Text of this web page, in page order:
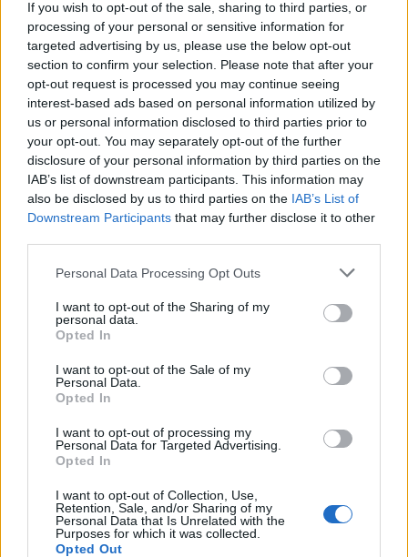
If you wish to opt-out of the sale, sharing to third parties, or
processing of your personal or sensitive information for
targeted advertising by us, please use the below opt-out
section to confirm your selection. Please note that after your
opt-out request is processed you may continue seeing
interest-based ads based on personal information utilized by
us or personal information disclosed to third parties prior to
your opt-out. You may separately opt-out of the further
disclosure of your personal information by third parties on the
IAB’s list of downstream participants. This information may
also be disclosed by us to third parties on the IAB’s List of
Downstream Participants that may further disclose it to other
Personal Data Processing Opt Outs
I want to opt-out of the Sharing of my
personal data.
Opted In
I want to opt-out of the Sale of my
Personal Data.
Opted In
I want to opt-out of processing my
Personal Data for Targeted Advertising.
Opted In
I want to opt-out of Collection, Use,
Retention, Sale, and/or Sharing of my
Personal Data that Is Unrelated with the
Purposes for which it was collected.
Opted Out
VIEW POST
rifinanziamento degli incentivi alla sostituzione di veicoli vecchi e
inquinanti con veicoli di ultima generazione, una misura di
investimento sul settore e sul rinnovo del parco, che si sarebbe
ripagata velocemente …
UNRAE: “Assenza incomprensibile dell’automotive
nel PNRR”
Crisci: Senza misure per il settore obiettivi di sostenibilità e crescita
non raggiungibili “L’impianto generale del PNRR offre un’occasione
unica per recuperare i ritardi del Paese in termini di riforme e rilancio
dell’economia e dell’occupazione. Per questo ci siamo stupiti …